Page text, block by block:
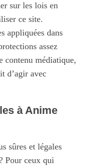
sur les lois en
ce site.
appliquées dans
assez
contenu médiatique,
d’agir avec
à Anime
sûres et légales
Pour ceux qui